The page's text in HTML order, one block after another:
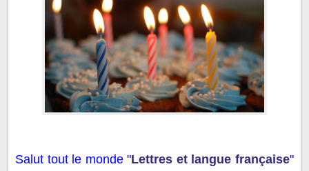
l’anniversaire, Le dialogue est entre deux
Salut tout le monde "Lettres et langue française"